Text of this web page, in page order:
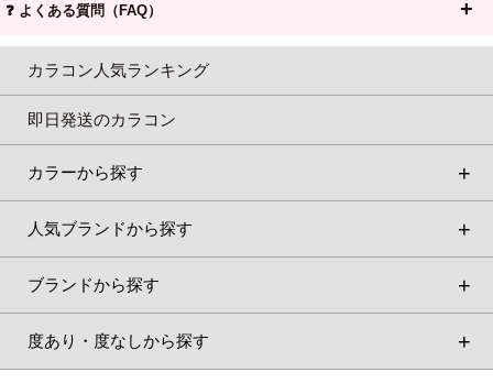
❓ よくある質問（FAQ）
カラコン人気ランキング
即日発送のカラコン
カラーから探す
人気ブランドから探す
ブランドから探す
度あり・度なしから探す